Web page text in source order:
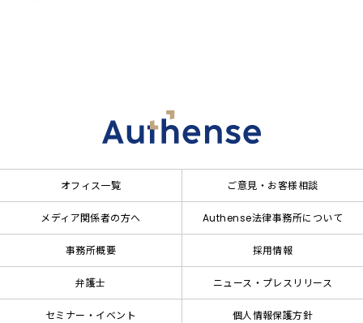
オフィス一覧 ご意見・お客様相談
メディア関係者の方へ Authense法律事務所について
事務所概要 採用情報
弁護士 ニュース・プレスリリース
セミナー・イベント 個人情報保護方針